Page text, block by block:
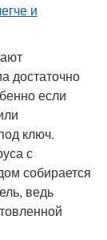
достаточно
если
ключ.
с
собирается
ведь